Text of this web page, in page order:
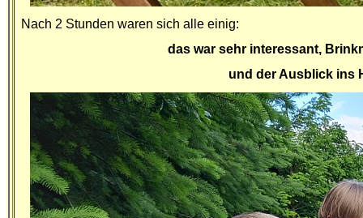
Nach 2 Stunden waren sich alle einig:
das war sehr interessant,
und der Ausblick ins